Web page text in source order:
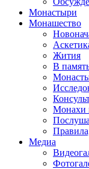
Монастыри
Монашество
Жития
В
Монахи
Медиа